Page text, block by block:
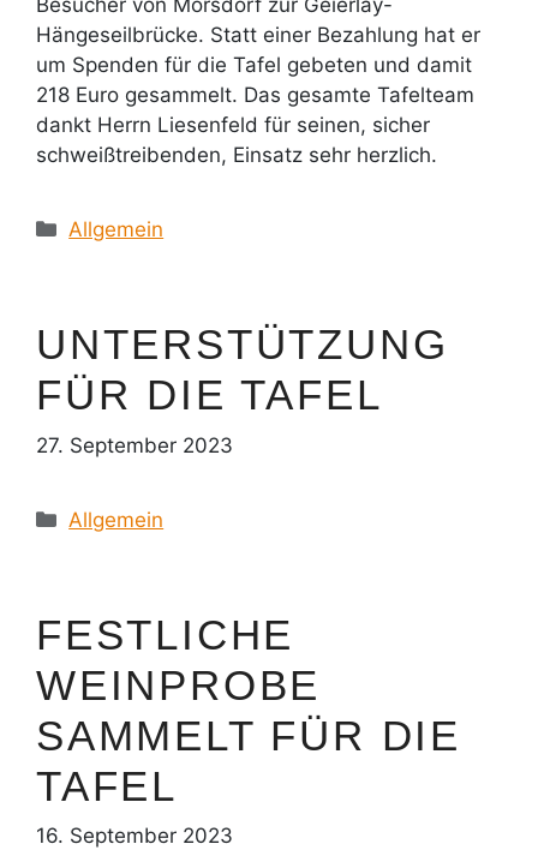
Besucher von Mörsdorf zur Geierlay-
Hängeseilbrücke. Statt einer Bezahlung hat er
um Spenden für die Tafel gebeten und damit
218 Euro gesammelt. Das gesamte Tafelteam
dankt Herrn Liesenfeld für seinen, sicher
schweißtreibenden, Einsatz sehr herzlich.
Kategorien
Allgemein
UNTERSTÜTZUNG
FÜR DIE TAFEL
27. September 2023
Kategorien
Allgemein
FESTLICHE
WEINPROBE
SAMMELT FÜR DIE
TAFEL
16. September 2023